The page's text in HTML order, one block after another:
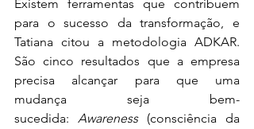
Existem ferramentas que contribuem
para o sucesso da transformação, e
Tatiana citou a metodologia ADKAR.
São cinco resultados que a empresa
precisa alcançar para que uma
mudança seja bem-
sucedida: Awareness (consciência da